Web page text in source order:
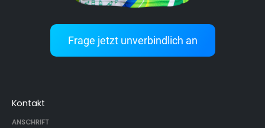
Frage jetzt unverbindlich an
Kontakt
ANSCHRIFT